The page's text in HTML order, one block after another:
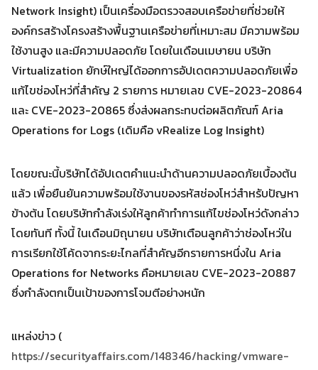
Search
for:
Search
Network Insight) เป็นเครื่องมือตรวจสอบเครือข่ายที่ช่วยให้
องค์กรสร้างโครงสร้างพื้นฐานเครือข่ายที่เหมาะสม มีความพร้อม
ใช้งานสูง และมีความปลอดภัย โดยในเดือนเมษายน บริษัท
Virtualization ยักษ์ใหญ่ได้ออกการอัปเดตความปลอดภัยเพื่อ
แก้ไขช่องโหว่ที่สำคัญ 2 รายการ หมายเลข CVE-2023-20864
และ CVE-2023-20865 ซึ่งส่งผลกระทบต่อผลิตภัณฑ์ Aria
Operations for Logs (เดิมคือ vRealize Log Insight)
โดยขณะนี้บริษัทได้อัปเดตคำแนะนำด้านความปลอดภัยเบื้องต้น
แล้ว เพื่อยืนยันความพร้อมใช้งานของรหัสช่องโหว่สำหรับปัญหา
ข้างต้น โดยบริษัทกำลังเร่งให้ลูกค้าทำการแก้ไขช่องโหว่ดังกล่าว
โดยทันที ทั้งนี้ ในเดือนมิถุนายน บริษัทเตือนลูกค้าว่าช่องโหว่ใน
การเรียกใช้โค้ดจากระยะไกลที่สำคัญอีกรายการหนึ่งใน Aria
Operations for Networks คือหมายเลข CVE-2023-20887
ซึ่งกำลังตกเป็นเป้าของการโจมตีอย่างหนัก
แหล่งข่าว (
https://securityaffairs.com/148346/hacking/vmware-